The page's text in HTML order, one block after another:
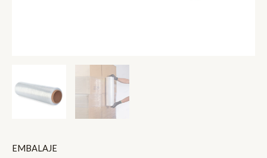
EMBALAJE